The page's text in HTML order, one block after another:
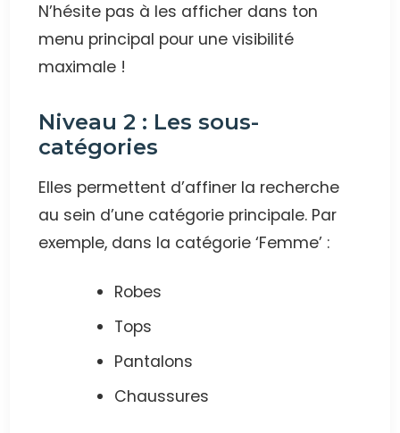
N’hésite pas à les afficher dans ton
menu principal pour une visibilité
maximale !
Niveau 2 : Les sous-
catégories
Elles permettent d’affiner la recherche
au sein d’une catégorie principale. Par
exemple, dans la catégorie ‘Femme’ :
Robes
Tops
Pantalons
Chaussures